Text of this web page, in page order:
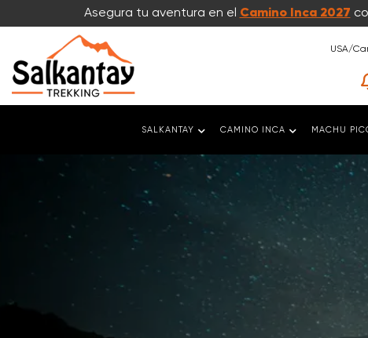
Asegura tu aventura en el Camino Inca 2027
USA/
SALKANTAY CAMINO INCA MACHU